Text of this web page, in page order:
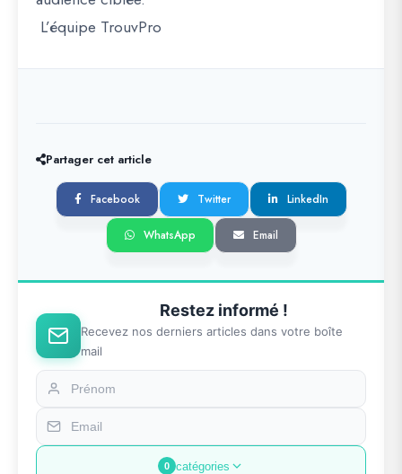
L’équipe TrouvPro
Partager cet article
Facebook Twitter LinkedIn
WhatsApp Email
Restez informé !
Recevez nos derniers articles dans votre boîte
mail
0 catégories